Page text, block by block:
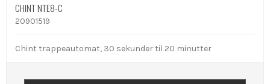
CHINT NTE8-C
20901519
Chint trappeautomat, 30 sekunder til 20 minutter